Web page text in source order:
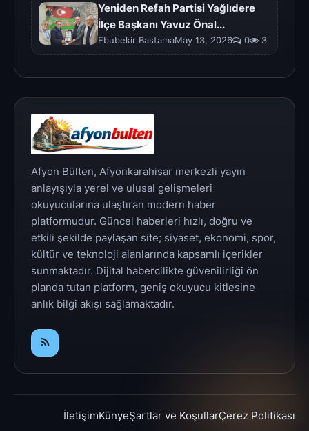
Yeniden Refah Partisi Yağlıdere
İlçe Başkanı Yavuz Önal...
Ebubekir BastamaMay 13, 2026 0 3
Afyon Bülten, Afyonkarahisar merkezli yayın
anlayışıyla yerel ve ulusal gelişmeleri
okuyucularına ulaştıran modern haber
platformudur. Güncel haberleri hızlı, doğru ve
etkili şekilde paylaşan site; siyaset, ekonomi, spor,
kültür ve teknoloji alanlarında kapsamlı içerikler
sunmaktadır. Dijital habercilikte güvenilirliği ön
planda tutan platform, geniş okuyucu kitlesine
anlık bilgi akışı sağlamaktadır.
İletişimKünyeŞartlar ve KoşullarÇerez Politikası